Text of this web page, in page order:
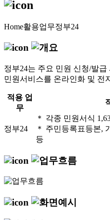
Home활용업무정부24
정부24는 주요 민원 신청/발
민원서비스를 온라인화 및 전
적용 업
무
정부24
＊ 각종 민원서식
＊ 주민등록표등본,
등